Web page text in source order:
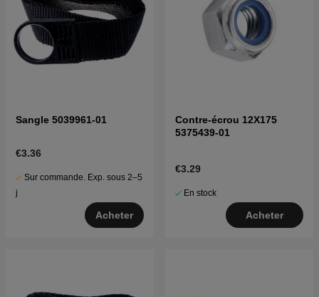
Sangle 5039961-01
€3.36
Sur commande. Exp. sous 2–5
j
Acheter
Contre-écrou 12X175
5375439-01
€3.29
En stock
Acheter